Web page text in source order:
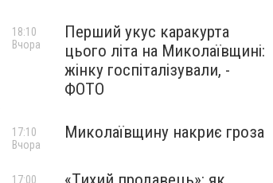
Перший укус каракурта
цього літа на Миколаївщині:
жінку госпіталізували, -
ФОТО
18:10
Вчора
Миколаївщину накриє гроза
17:10
Вчора
17:00